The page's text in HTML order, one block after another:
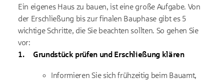
Ein eigenes Haus zu bauen, ist eine große Aufgabe. Von
der Erschließung bis zur finalen Bauphase gibt es 5
wichtige Schritte, die Sie beachten sollten. So gehen Sie
vor:
Grundstück prüfen und Erschließung klären
Informieren Sie sich frühzeitig beim Bauamt,